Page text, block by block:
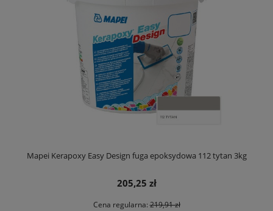
Mapei Kerapoxy Easy Design fuga epoksydowa 112 tytan 3kg
205,25 zł
Cena regularna:219,91 zł